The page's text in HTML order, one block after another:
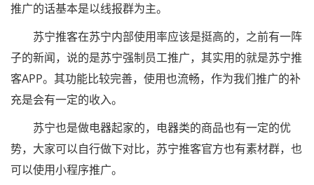
推广的话基本是以线报群为主。
苏宁推客在苏宁内部使用率应该是挺高的，之前有一阵
子的新闻，说的是苏宁强制员工推广，其实用的就是苏宁推
客APP。其功能比较完善，使用也流畅，作为我们推广的补
充是会有一定的收入。
苏宁也是做电器起家的，电器类的商品也有一定的优
势，大家可以自行做下对比，苏宁推客官方也有素材群，也
可以使用小程序推广。